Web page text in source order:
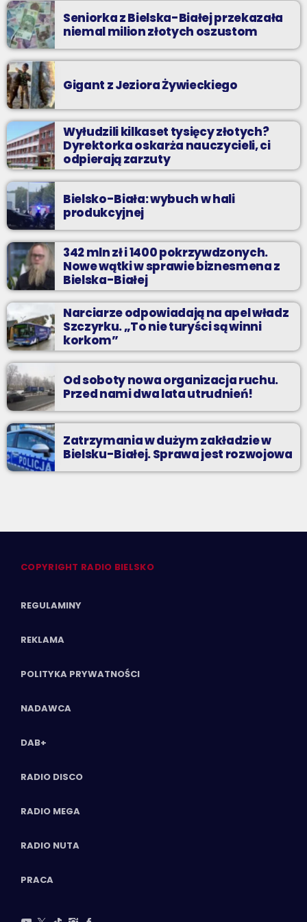
Seniorka z Bielska-Białej przekazała
niemal milion złotych oszustom
Gigant z Jeziora Żywieckiego
Wyłudzili kilkaset tysięcy złotych?
Dyrektorka oskarża nauczycieli, ci
odpierają zarzuty
Bielsko-Biała: wybuch w hali
produkcyjnej
342 mln zł i 1400 pokrzywdzonych.
Nowe wątki w sprawie biznesmena z
Bielska-Białej
Narciarze odpowiadają na apel władz
Szczyrku. „To nie turyści są winni
korkom”
Od soboty nowa organizacja ruchu.
Przed nami dwa lata utrudnień!
Zatrzymania w dużym zakładzie w
Bielsku-Białej. Sprawa jest rozwojowa
COPYRIGHT RADIO BIELSKO
REGULAMINY
REKLAMA
POLITYKA PRYWATNOŚCI
NADAWCA
DAB+
RADIO DISCO
RADIO MEGA
RADIO NUTA
PRACA